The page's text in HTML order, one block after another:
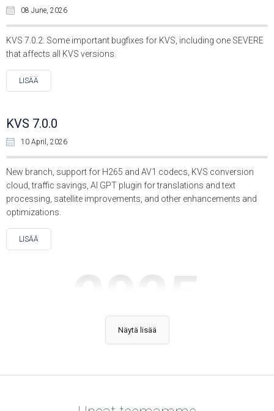
08 June, 2026
KVS 7.0.2: Some important bugfixes for KVS, including one SEVERE
that affects all KVS versions.
LISÄÄ
KVS 7.0.0
10 April, 2026
New branch, support for H265 and AV1 codecs, KVS conversion
cloud, traffic savings, AI GPT plugin for translations and text
processing, satellite improvements, and other enhancements and
optimizations.
LISÄÄ
2025
Näytä lisää